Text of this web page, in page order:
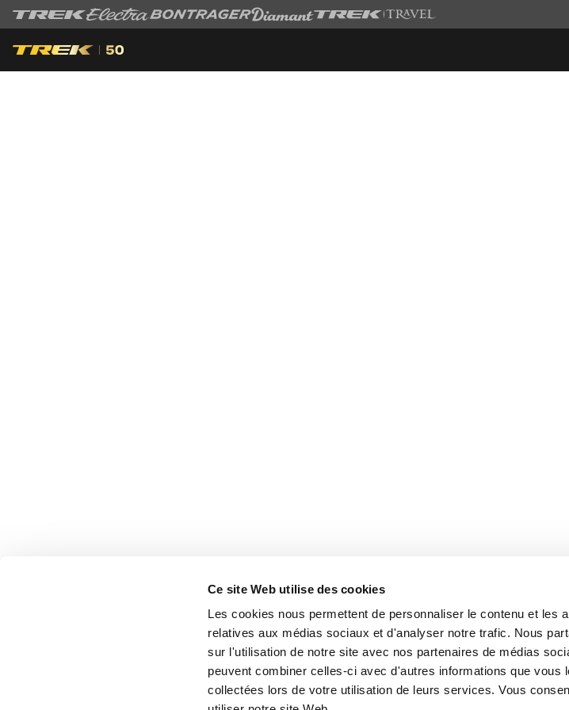
Ce site Web utilise des cookies
Les cookies nous permettent de personnaliser le contenu et les
relatives aux médias sociaux et d'analyser notre trafic. Nous
sur l'utilisation de notre site avec nos partenaires de médias
peuvent combiner celles-ci avec d'autres informations que vous
collectées lors de votre utilisation de leurs services. Vous